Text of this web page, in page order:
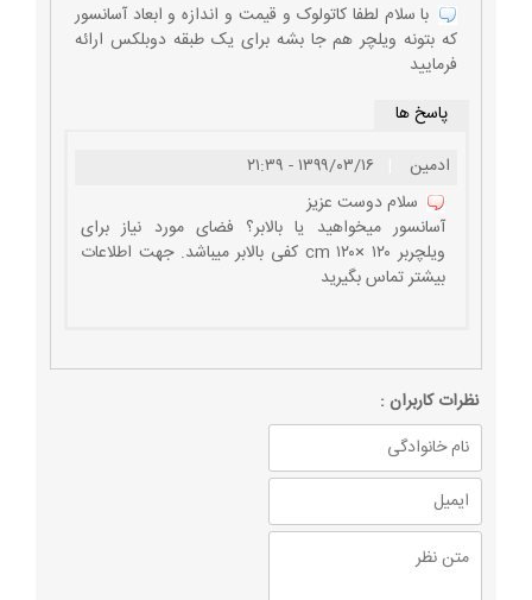
با سلام لطفا کاتولوک و قیمت و اندازه و ابعاد آسانسور
که بتونه ویلچر هم جا بشه برای یک طبقه دوبلکس ارائه
فرمایید
پاسخ ها
ادمین
۱۳۹۹/۰۳/۱۶ - ۲۱:۳۹
سلام دوست عزیز
آسانسور میخواهید یا بالابر؟ فضای مورد نیاز برای
ویلچربر ۱۲۰ ×۱۲۰ cm کفی بالابر میباشد. جهت اطلاعات
بیشتر تماس بگیرید
نظرات كاربران :